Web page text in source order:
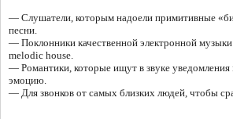
— Слушатели, которым надоели примитивные
песни.
— Поклонники качественной электронной музыки
melodic house.
— Романтики, которые ищут в звуке уведомления
эмоцию.
— Для звонков от самых близких людей, чтобы